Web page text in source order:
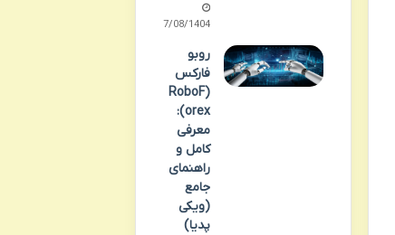
17/08/1404
روبو
فارکس
(RoboF
orex):
معرفی
کامل و
راهنمای
جامع
(ویکی
پدیا)